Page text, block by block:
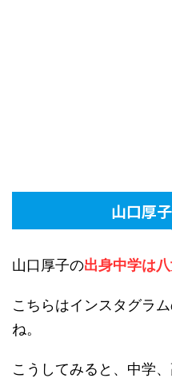
山口厚
山口厚子の出身中学は
こちらはインスタグラ
ね。
こうしてみると、中学